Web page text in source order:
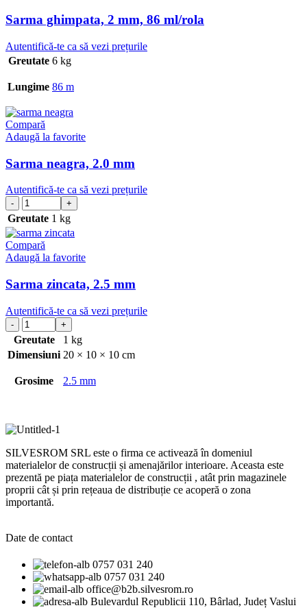
Sarma ghimpata, 2 mm, 86 ml/rola
Autentifică-te ca să vezi prețurile
Greutate 6 kg
Lungime 86 m
Compară
Adaugă la favorite
Sarma neagra, 2.0 mm
Autentifică-te ca să vezi prețurile
Greutate 1 kg
Compară
Adaugă la favorite
Sarma zincata, 2.5 mm
Autentifică-te ca să vezi prețurile
Greutate
1 kg
Dimensiuni 20 × 10 × 10 cm
Grosime 2.5 mm
SILVESROM SRL este o firma ce activează în domeniul
materialelor de construcții și amenajărilor interioare. Aceasta este
prezentă pe piața materialelor de construcții , atât prin magazinele
proprii cât și prin rețeaua de distribuție ce acoperă o zona
importantă.
Date de contact
0757 031 240
0757 031 240
office@b2b.silvesrom.ro
Bulevardul Republicii 110, Bârlad, Județ Vaslui